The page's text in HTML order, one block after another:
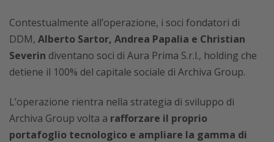
Contestualmente all’operazione, i soci fondatori di
DDM, Alberto Sartor, Andrea Papalia e Christian
Severin diventano soci di Aura Prima S.r.l., holding che
detiene il 100% del capitale sociale di Archiva Group.
L’operazione rientra nella strategia di sviluppo di
Archiva Group volta a rafforzare il proprio
portafoglio tecnologico e ampliare la gamma di